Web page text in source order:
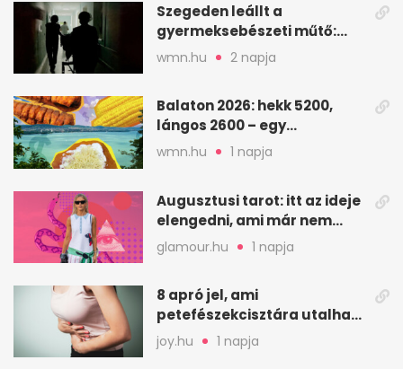
Szegeden leállt a
gyermeksebészeti műtő:
elfogytak a tartalékok
wmn.hu 2 napja
Balaton 2026: hekk 5200,
lángos 2600 – egy
strandnap gyorsan tízezres
wmn.hu 1 napja
Augusztusi tarot: itt az ideje
elengedni, ami már nem
szolgál téged
glamour.hu 1 napja
8 apró jel, ami
petefészekcisztára utalhat
– mire figyelj
joy.hu 1 napja